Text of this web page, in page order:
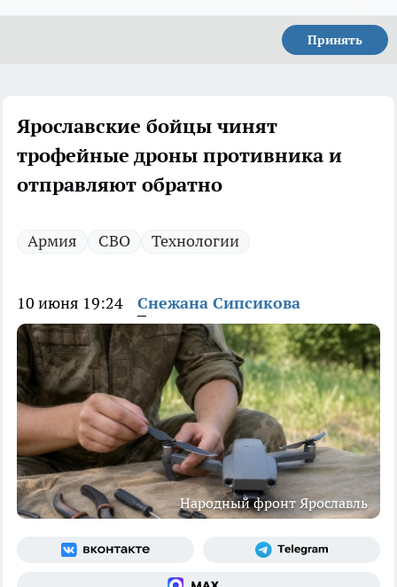
Принять
Ярославские бойцы чинят
трофейные дроны противника и
отправляют обратно
Армия СВО Технологии
10 июня 19:24 Снежана Сипсикова
Народный фронт Ярославль